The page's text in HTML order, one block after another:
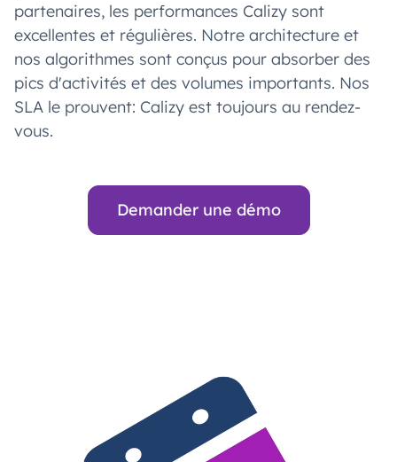
partenaires, les performances Calizy sont
excellentes et régulières. Notre architecture et
nos algorithmes sont conçus pour absorber des
pics d'activités et des volumes importants. Nos
SLA le prouvent: Calizy est toujours au rendez-
vous.
Demander une démo